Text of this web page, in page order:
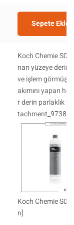
Sepete Ekle
Koch Chemie
nan yüzeye derin
ve işlem görmüş
akımını yapan
r derin parlaklık
tachment_9738"
Koch Chemie
n]